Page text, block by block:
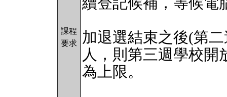
課程
要求
加退選結束之後(第
人，則第三週學校開
為上限。